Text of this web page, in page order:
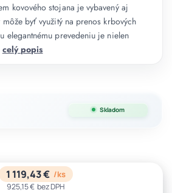
kovového stojana je vybavený aj
môže byť využitý na prenos krbových
elegantnému prevedeniu je nielen
celý popis
Skladom
1 119,43 € /ks
925,15 € bez DPH